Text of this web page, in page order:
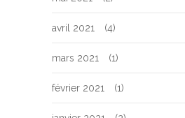
avril 2021 (4)
mars 2021 (1)
février 2021 (1)